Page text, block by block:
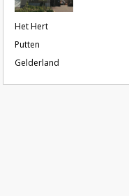
Het Hert
Putten
Gelderland